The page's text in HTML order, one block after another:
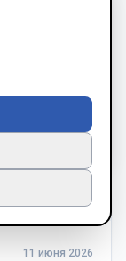
4 книг
11 июня 2026